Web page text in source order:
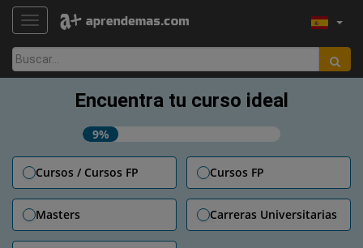
TOGGLE NAVIGATION
Buscar:
Encuentra tu curso ideal
9%
Cursos / Cursos FP Cursos FP
Masters Carreras Universitarias